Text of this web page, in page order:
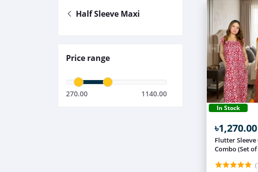
Half Sleeve Maxi
Price range
270.00 1140.00
In Stock
৳1,270.00
Flutter
Combo (Set of